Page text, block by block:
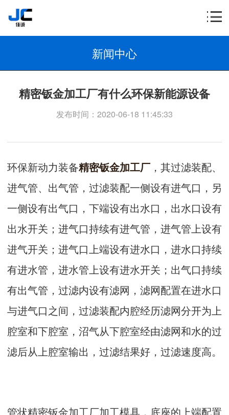
新闻中心
精密钣金加工厂有什么环保新能源设备
发布时间：2020-06-18 11:45:33
环保新动力装备精密钣金加工厂 ，其过滤装配、
进气管、出气管，过滤装配一侧设有进气口，另
一侧设有出气口，下端设有出水口，出水口设有
出水开关；进气口持续有进气管，进气管上设有
进气开关；进气口上端设有进水口，进水口持续
有进水管，进水管上设有进水开关；出气口持续
有出气管，过滤内设有滤网，滤网配置在进水口
与进气口之间，过滤装配内腔经历滤网分开为上
腔室和下腔室，沼气从下腔室经由滤网和水的过
滤后从上腔室输出，过滤结果好，过滤速度高。
管状精密钣金加工厂加工模具，底座的上端配置